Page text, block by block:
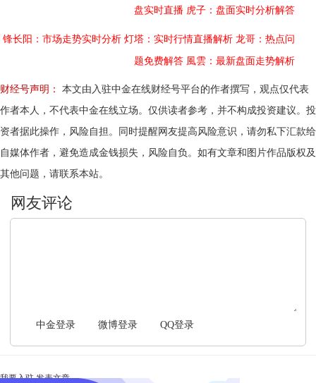
盘实时直播 虎子：盘面实时分析解答
锋长阳：市场走势实时分析 灯塔：实时行情直播解析 龙哥：热点问
题免费解答 風雲：最新盘面走势解析
财经号声明：
本文由入驻中金在线财经号平台的作者撰写，观点仅代表
作者本人，不代表中金在线立场。仅供读者参考，并不构成投资建议。投
资者据此操作，风险自担。同时提醒网友提高风险意识，请勿私下汇款给
自媒体作者，避免造成金钱损失，风险自负。如有文章和图片作品版权及
其他问题，请联系本站。
中金登录 微博登录 QQ登录
我要入驻 发表文章